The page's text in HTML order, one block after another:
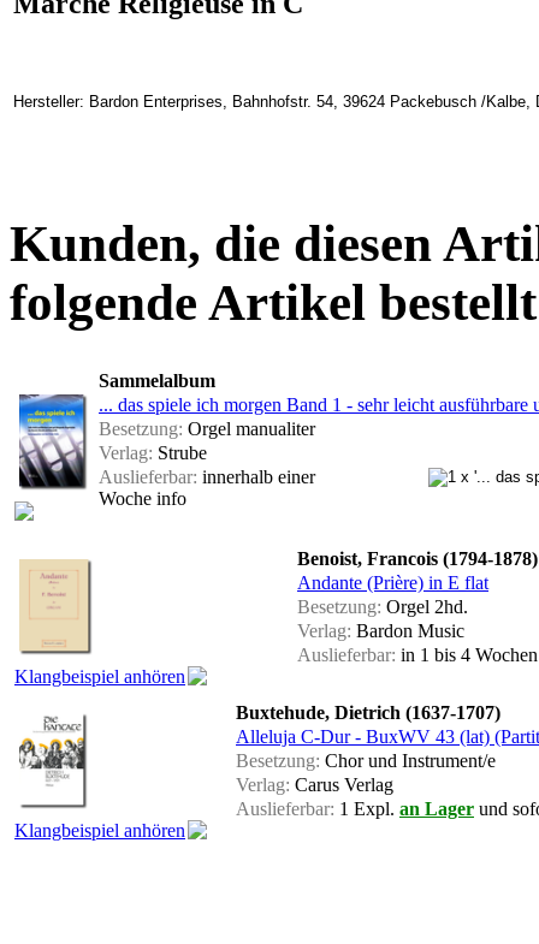
Hersteller: Bardon Enterprises, Bahnhofstr. 54, 39624 Packebusch /
Kunden, die diesen
folgende Artikel
Sammelalbum
... das spiele ich morgen Band 1 - sehr leicht
Besetzung: Orgel manualiter
Verlag: Strube
Auslieferbar: innerhalb einer
Woche info
Klangbeispiel anhören
Benoist, Francois (1794-1878)
Andante (Prière) in E flat
Besetzung: Orgel 2hd.
Verlag: Bardon Music
Auslieferbar: in 1 bis 4
Klangbeispiel anhören
Buxtehude, Dietrich (1637-1707)
Alleluja C-Dur - BuxWV 43 (lat)
Besetzung: Chor und Instrument/e
Verlag: Carus Verlag
Auslieferbar: 1 Expl. an Lager und